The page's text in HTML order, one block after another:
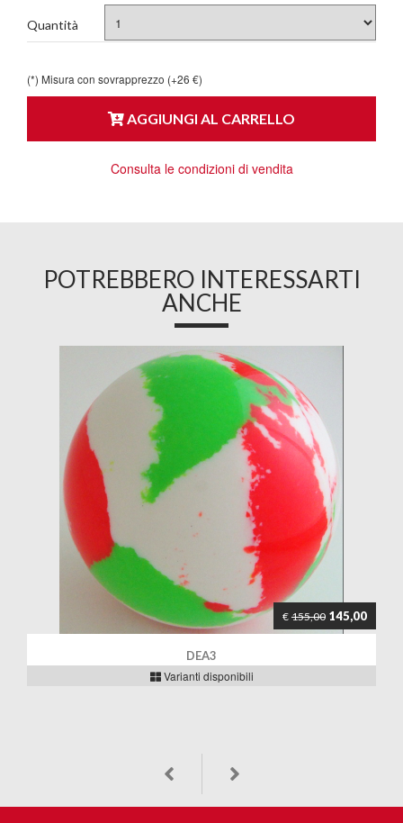
Quantità
(*) Misura con sovrapprezzo (+26 €)
AGGIUNGI AL CARRELLO
Consulta le condizioni di vendita
POTREBBERO INTERESSARTI
ANCHE
€ 155,00 145,00
DEA3
Varianti disponibili